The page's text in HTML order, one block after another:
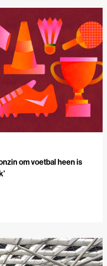
om voetbal heen is